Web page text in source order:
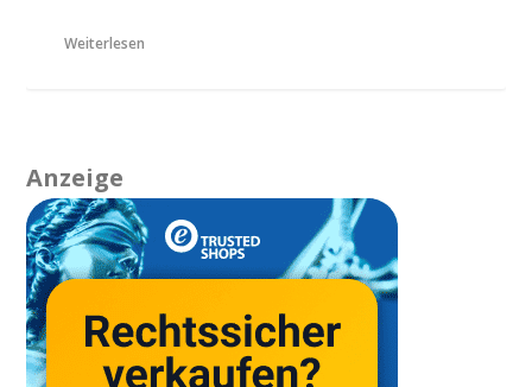
Weiterlesen
Anzeige